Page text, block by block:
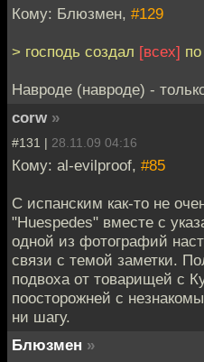
Кому: Блюзмен, #129
> господь создал [всех]
Навроде (навроде) -
corw »
#131 | 28.11.09 04:16
Кому: al-evilproof, #85
С испанским как-то не
"Huespedes" вместе с
одной из фотографий
связи с темой заметки.
подвоха от товарищей с
поосторожней с
ни шагу.
Блюзмен »